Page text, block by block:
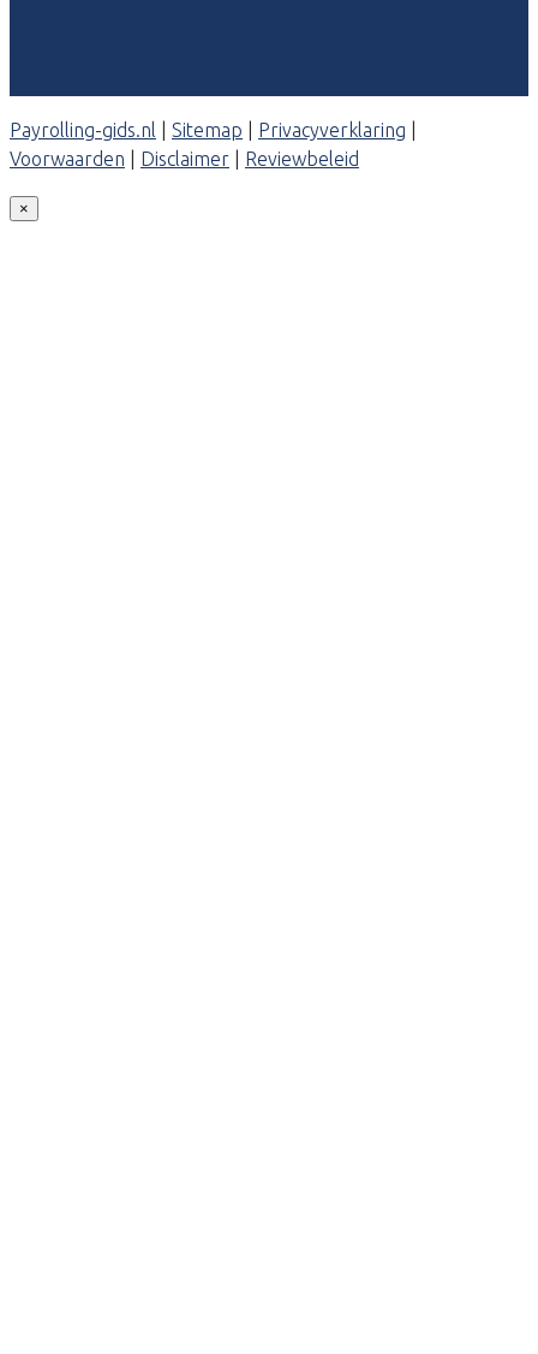
Payrolling-gids.nl Sitemap Privacyverklaring
Voorwaarden
Disclaimer Reviewbeleid
×